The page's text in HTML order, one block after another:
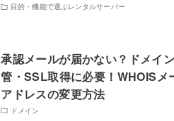
目的・機能で選ぶレンタルサーバー
承認メールが届かない？ドメイ
管・SSL取得に必要！WHOISメ
アドレスの変更方法
ドメイン